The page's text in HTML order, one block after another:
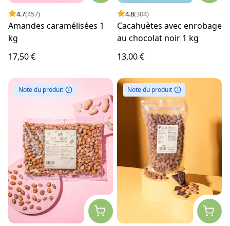
4.7(457)
Amandes caramélisées 1
kg
17,50 €
4.8(304)
Cacahuètes avec enrobage
au chocolat noir 1 kg
13,00 €
Note du produit Note du produit